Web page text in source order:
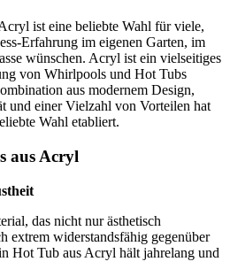
ist eine beliebte Wahl für viele,
Erfahrung im eigenen Garten, im
wünschen. Acryl ist ein vielseitiges
von Whirlpools und Hot Tubs
aus modernem Design,
und einer Vielzahl von Vorteilen hat
Wahl etabliert.
aus Acryl
das nicht nur ästhetisch
extrem widerstandsfähig gegenüber
Hot Tub aus Acryl hält jahrelang und